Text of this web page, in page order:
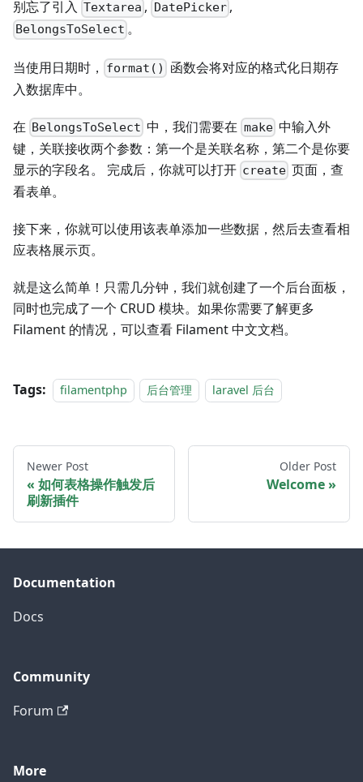
别忘了引入 Textarea , DatePicker,
BelongsToSelect 。
当使用日期时， format()
函数会将对应的格式化日期存
入数据库中。
在 BelongsToSelect 中，我们需要在 make中输入外
键，关联接收两个参数：第一个是关联名称，第二个是你要
显示的字段名。 完成后，你就可以打开 create 页面，查
看表单。
接下来，你就可以使用该表单添加一些数据，然后去查看相
应表格展示页。
就是这么简单！只需几分钟，我们就创建了一个后台面板，
同时也完成了一个 CRUD 模块。如果你需要了解更多
Filament 的情况，可以查看 Filament 中文文档。
Tags: filamentphp 后台管理 laravel 后台
Newer Post
如何表格操作触发后
刷新插件
Older Post
Welcome
Documentation
Docs
Community
Forum
More